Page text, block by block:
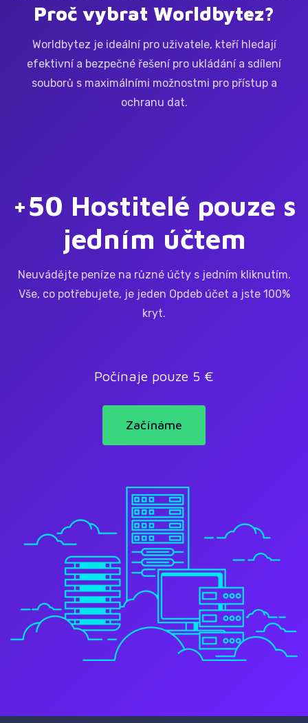
Proč vybrat Worldbytez?
Worldbytez je ideální pro uživatele, kteří hledají
efektivní a bezpečné řešení pro ukládání a sdílení
souborů s maximálními možnostmi pro přístup a
ochranu dat.
+50 Hostitelé pouze s
jedním účtem
Neuvádějte peníze na různé účty s jedním kliknutím.
Vše, co potřebujete, je jeden Opdeb účet a jste 100%
kryt.
Počínaje pouze 5 €
Začínáme